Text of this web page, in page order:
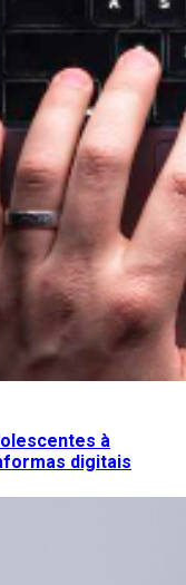
à
digitais